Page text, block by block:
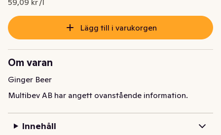
59,09 kr /l
Lägg till i varukorgen
Om varan
Ginger Beer
Multibev AB har angett ovanstående information.
Innehåll